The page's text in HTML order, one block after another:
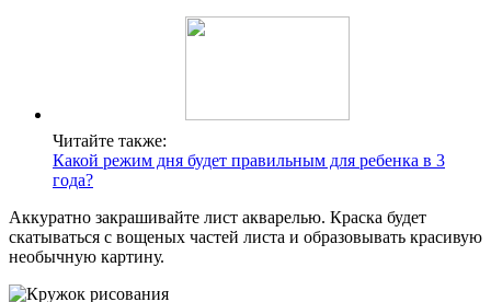
Читайте также:
Какой режим дня будет правильным для ребенка в 3
года?
Аккуратно закрашивайте лист акварелью. Краска будет
скатываться с вощеных частей листа и образовывать красивую
необычную картину.